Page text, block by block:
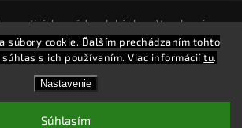
súbory cookie. Ďalším prechádzaním tohto
s ich používaním. Viac informáciítu.
Nastavenie
Súhlasím
tisícky módnych kúskov. Vyrobené na
do celého sveta :)
SuperPotlač.sk. Všetky práva vyhradené.
Vytvořil